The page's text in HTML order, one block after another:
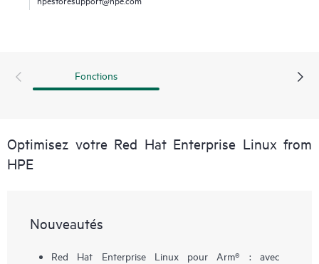
Fonctions
Optimisez votre Red Hat Enterprise Linux from
HPE
Nouveautés
Red Hat Enterprise Linux pour Arm® : avec